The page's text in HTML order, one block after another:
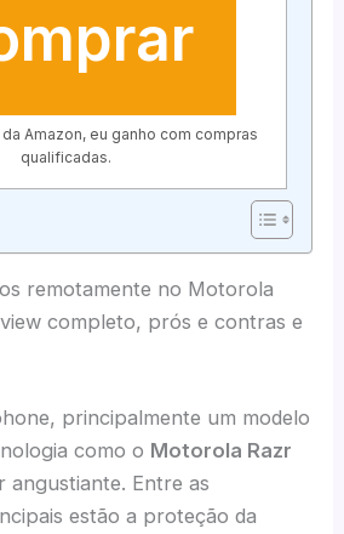
Amazon, eu ganho com compras
qualificadas.
remotamente no Motorola
completo, prós e contras e
principalmente um modelo
como o Motorola Razr
angustiante. Entre as
estão a proteção da